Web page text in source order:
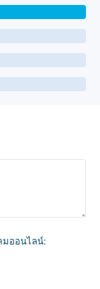
มออนไลน์: